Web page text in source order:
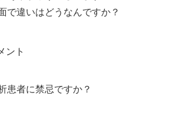
で違いはどうなんですか？
ント
患者に禁忌ですか？